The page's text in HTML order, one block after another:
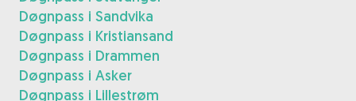
Døgnpass i Sandvika
Døgnpass i Kristiansand
Døgnpass i Drammen
Døgnpass i Asker
Døgnpass i Lillestrøm